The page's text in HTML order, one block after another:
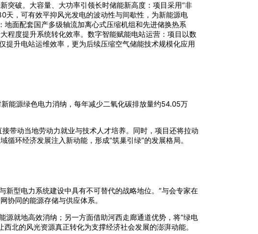
突破。大容量、大功率引领长时储能新高度：项目采用“非
，可有效平抑风光发电的波动性与间歇性，为新能源电
地面配套国产多级轴流加离心式压缩机组和先进储换热系
程度提升系统转化效率。数字智能赋能电站运营：项目以数
提升电站运维效率，更为后续压缩空气储能技术规模化应用
能源绿色电力消纳，每年减少二氧化碳排放量约54.05万
带动当地劳动力就业与技术人才培养。同时，项目还将拉动
环经济发展注入新动能，形成“筑巢引绿”的发展格局。
新型电力系统建设中具有不可替代的战略地位。”与会专家在
协同的能源存储与供应体系。
源就地高效消纳；另一方面借助河西走廊通道优势，将“绿电
北的风光资源真正转化为支撑经济社会发展的澎湃动能。